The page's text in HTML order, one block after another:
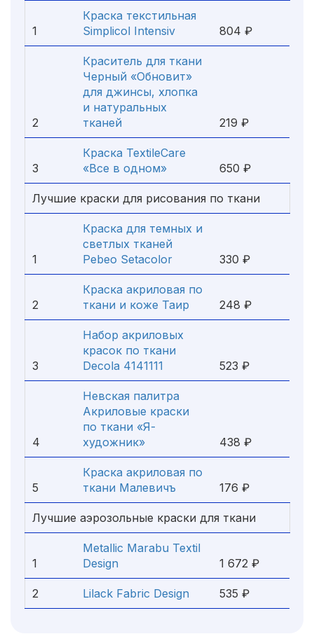
1
Краска текстильная
Simplicol Intensiv
804 ₽
2
Краситель для ткани
Черный «Обновит»
для джинсы, хлопка
и натуральных
тканей
219 ₽
3
Краска TextileCare
«Все в одном»
650 ₽
Лучшие краски для рисования по ткани
1
Краска для темных и
светлых тканей
Pebeo Setacolor
330 ₽
2
Краска акриловая по
ткани и коже Таир
248 ₽
3
Набор акриловых
красок по ткани
Decola 4141111
523 ₽
4
Невская палитра
Акриловые краски
по ткани «Я-
художник»
438 ₽
5
Краска акриловая по
ткани Малевичъ
176 ₽
Лучшие аэрозольные краски для ткани
1
Metallic Marabu Textil
Design
1 672 ₽
2 Lilack Fabric Design 535 ₽